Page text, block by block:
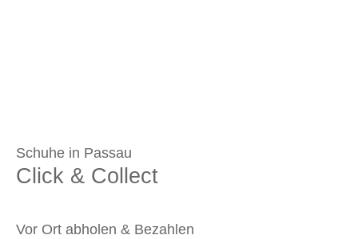
Schuhe in Passau
Click & Collect
Vor Ort abholen & Bezahlen